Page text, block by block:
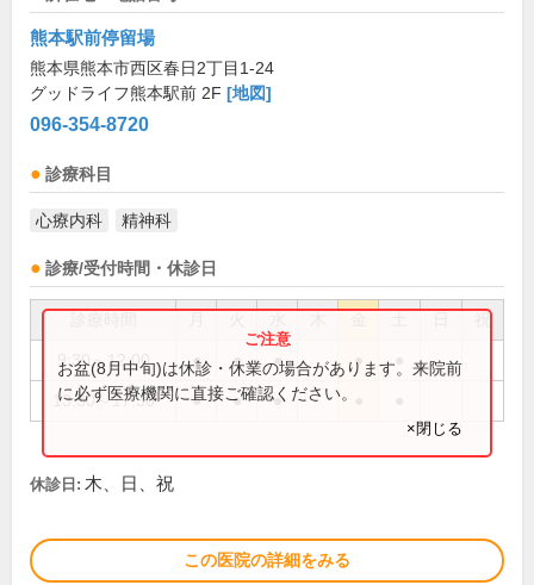
熊本駅前停留場
熊本県熊本市西区春日2丁目1-24
グッドライフ熊本駅前 2F [地図]
096-354-8720
診療科目
心療内科 精神科
診療/受付時間・休診日
祝
9:30～12:00 ● ● ● ●
13:30～17:30 ● ● ●
お盆(8月中旬)は休診・休業の場合があります。来院前
に必ず医療機関に直接ご確認ください。
×閉じる
休診日: 木、日、祝
この医院の詳細をみる